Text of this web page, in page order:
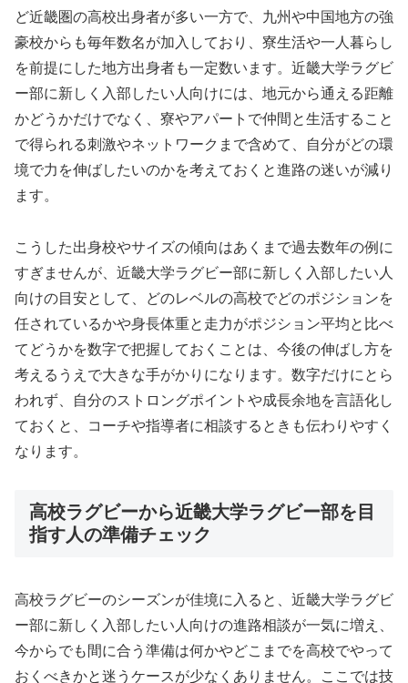
ど近畿圏の高校出身者が多い一方で、九州や中国地方の強
豪校からも毎年数名が加入しており、寮生活や一人暮らし
を前提にした地方出身者も一定数います。近畿大学ラグビ
ー部に新しく入部したい人向けには、地元から通える距離
かどうかだけでなく、寮やアパートで仲間と生活すること
で得られる刺激やネットワークまで含めて、自分がどの環
境で力を伸ばしたいのかを考えておくと進路の迷いが減り
ます。
こうした出身校やサイズの傾向はあくまで過去数年の例に
すぎませんが、近畿大学ラグビー部に新しく入部したい人
向けの目安として、どのレベルの高校でどのポジションを
任されているかや身長体重と走力がポジション平均と比べ
てどうかを数字で把握しておくことは、今後の伸ばし方を
考えるうえで大きな手がかりになります。数字だけにとら
われず、自分のストロングポイントや成長余地を言語化し
ておくと、コーチや指導者に相談するときも伝わりやすく
なります。
高校ラグビーから近畿大学ラグビー部を目
指す人の準備チェック
高校ラグビーのシーズンが佳境に入ると、近畿大学ラグビ
ー部に新しく入部したい人向けの進路相談が一気に増え、
今からでも間に合う準備は何かやどこまでを高校でやって
おくべきかと迷うケースが少なくありません。ここでは技